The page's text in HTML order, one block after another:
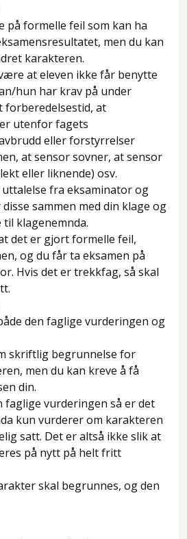
på formelle feil som kan ha
men du kan
karakteren.
at eleven ikke får benytte
hun har krav på under
forberedelsestid, at
utenfor fagets
eller forstyrrelser
at sensor sovner, at sensor
eller liknende) osv.
fra eksaminator og
sammen med din klage og
klagenemnda.
det er gjort formelle feil,
og du får ta eksamen på
Hvis det er trekkfag, så skal
den faglige vurderingen og
skriftlig begrunnelse for
men du kan kreve å få
din.
faglige vurderingen så er det
kun vurderer om karakteren
satt. Det er altså ikke slik at
på nytt på helt fritt
skal begrunnes, og den